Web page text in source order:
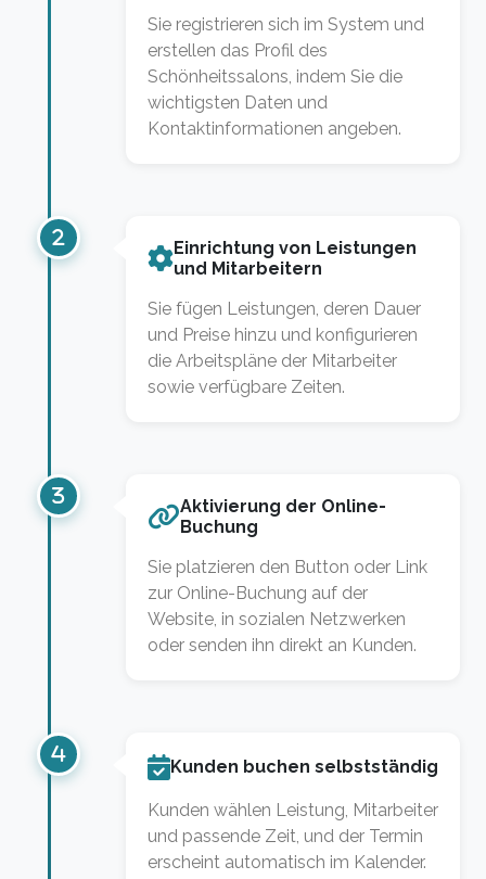
Sie registrieren sich im System und
erstellen das Profil des
Schönheitssalons, indem Sie die
wichtigsten Daten und
Kontaktinformationen angeben.
Einrichtung von Leistungen
und Mitarbeitern
Sie fügen Leistungen, deren Dauer
und Preise hinzu und konfigurieren
die Arbeitspläne der Mitarbeiter
sowie verfügbare Zeiten.
Aktivierung der Online-
Buchung
Sie platzieren den Button oder Link
zur Online-Buchung auf der
Website, in sozialen Netzwerken
oder senden ihn direkt an Kunden.
Kunden buchen selbstständig
Kunden wählen Leistung, Mitarbeiter
und passende Zeit, und der Termin
erscheint automatisch im Kalender.